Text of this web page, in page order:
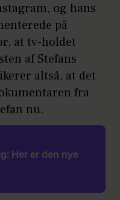
og hans
på
at tv-holdet
af Stefans
altså, at det
fra
nu.
Her er den nye